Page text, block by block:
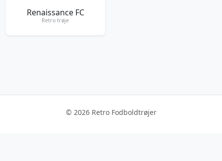
Renaissance FC
Retro trøje
© 2026 Retro Fodboldtrøjer